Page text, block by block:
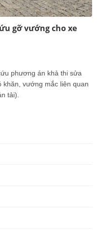
gỡ vướng cho xe
phương án khả thi sửa
khăn, vướng mắc liên quan
tải).